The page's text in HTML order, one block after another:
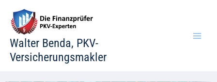
Inhalt
springen
Walter Benda, PKV-
Versicherungsmakler